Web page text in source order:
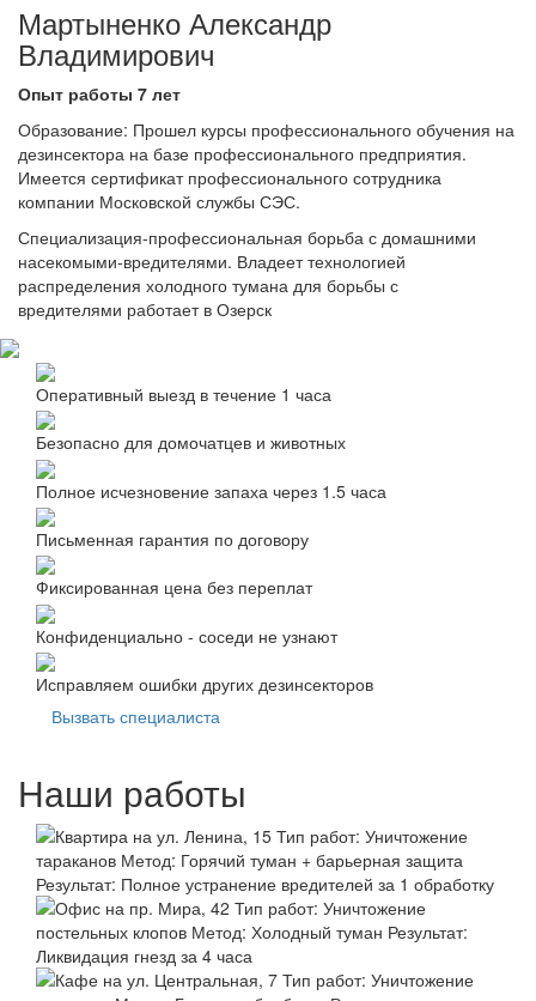
Мартыненко Александр
Владимирович
Опыт работы 7 лет
Образование: Прошел курсы профессионального обучения на
дезинсектора на базе профессионального предприятия.
Имеется сертификат профессионального сотрудника
компании Московской службы СЭС.
Специализация-профессиональная борьба с домашними
насекомыми-вредителями. Владеет технологией
распределения холодного тумана для борьбы с
вредителями работает в Озерск
Оперативный выезд в течение 1 часа
Безопасно для домочатцев и животных
Полное исчезновение запаха через 1.5 часа
Письменная гарантия по договору
Фиксированная цена без переплат
Конфиденциально - соседи не узнают
Исправляем ошибки других дезинсекторов
Вызвать специалиста
Наши работы